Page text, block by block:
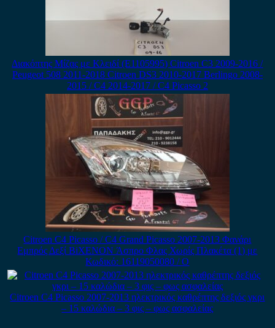
Διακόπτης Μίζας με Κλειδί (E1105995) Citroen C3 2009-2016 /
Peugeot 508 2011-2018 Citroen DS3 2010-2017 Berlingo 2008-
2015 / C4 2014-2017 / C4 Picasso 2
Citroen C4 Picasso / C4 Grand Picasso 2007-2013 Φανάρι
Εμπρός Δεξί BiXENON Άσπρο Φλας Χωρίς Πλακέτα (1) με
Κωδικό: 16119050080 / Ο
Citroen C4 Picasso 2007-2013 ηλεκτρικός καθρέπτης δεξιός γκρι
– 15 καλώδια – 3 φις – φως ασφαλείας